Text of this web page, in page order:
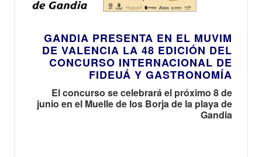
GANDIA PRESENTA EN EL MUVIM
DE VALENCIA LA 48 EDICIÓN DEL
CONCURSO INTERNACIONAL DE
FIDEUÁ Y GASTRONOMÍA
El concurso se celebrará el próximo 8 de
junio en el Muelle de los Borja de la playa de
Gandia